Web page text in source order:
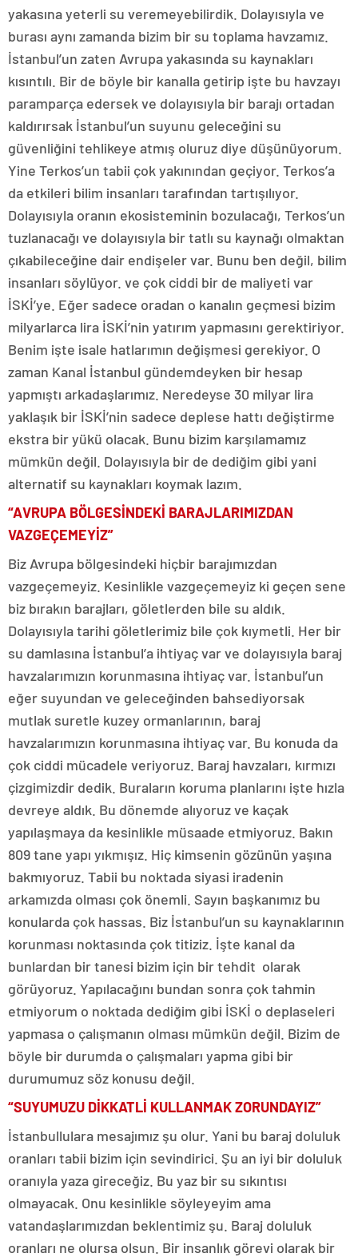
yakasına yeterli su veremeyebilirdik. Dolayısıyla ve
burası aynı zamanda bizim bir su toplama havzamız.
İstanbul’un zaten Avrupa yakasında su kaynakları
kısıntılı. Bir de böyle bir kanalla getirip işte bu havzayı
paramparça edersek ve dolayısıyla bir barajı ortadan
kaldırırsak İstanbul’un suyunu geleceğini su
güvenliğini tehlikeye atmış oluruz diye düşünüyorum.
Yine Terkos’un tabii çok yakınından geçiyor. Terkos’a
da etkileri bilim insanları tarafından tartışılıyor.
Dolayısıyla oranın ekosisteminin bozulacağı, Terkos’un
tuzlanacağı ve dolayısıyla bir tatlı su kaynağı olmaktan
çıkabileceğine dair endişeler var. Bunu ben değil, bilim
insanları söylüyor. ve çok ciddi bir de maliyeti var
İSKİ’ye. Eğer sadece oradan o kanalın geçmesi bizim
milyarlarca lira İSKİ’nin yatırım yapmasını gerektiriyor.
Benim işte isale hatlarımın değişmesi gerekiyor. O
zaman Kanal İstanbul gündemdeyken bir hesap
yapmıştı arkadaşlarımız. Neredeyse 30 milyar lira
yaklaşık bir İSKİ’nin sadece deplese hattı değiştirme
ekstra bir yükü olacak. Bunu bizim karşılamamız
mümkün değil. Dolayısıyla bir de dediğim gibi yani
alternatif su kaynakları koymak lazım.
“AVRUPA BÖLGESİNDEKİ BARAJLARIMIZDAN
VAZGEÇEMEYİZ”
Biz Avrupa bölgesindeki hiçbir barajımızdan
vazgeçemeyiz. Kesinlikle vazgeçemeyiz ki geçen sene
biz bırakın barajları, göletlerden bile su aldık.
Dolayısıyla tarihi göletlerimiz bile çok kıymetli. Her bir
su damlasına İstanbul’a ihtiyaç var ve dolayısıyla baraj
havzalarımızın korunmasına ihtiyaç var. İstanbul’un
eğer suyundan ve geleceğinden bahsediyorsak
mutlak suretle kuzey ormanlarının, baraj
havzalarımızın korunmasına ihtiyaç var. Bu konuda da
çok ciddi mücadele veriyoruz. Baraj havzaları, kırmızı
çizgimizdir dedik. Buraların koruma planlarını işte hızla
devreye aldık. Bu dönemde alıyoruz ve kaçak
yapılaşmaya da kesinlikle müsaade etmiyoruz. Bakın
809 tane yapı yıkmışız. Hiç kimsenin gözünün yaşına
bakmıyoruz. Tabii bu noktada siyasi iradenin
arkamızda olması çok önemli. Sayın başkanımız bu
konularda çok hassas. Biz İstanbul’un su kaynaklarının
korunması noktasında çok titiziz. İşte kanal da
bunlardan bir tanesi bizim için bir tehdit olarak
görüyoruz. Yapılacağını bundan sonra çok tahmin
etmiyorum o noktada dediğim gibi İSKİ o deplaseleri
yapmasa o çalışmanın olması mümkün değil. Bizim de
böyle bir durumda o çalışmaları yapma gibi bir
durumumuz söz konusu değil.
“SUYUMUZU DİKKATLİ KULLANMAK ZORUNDAYIZ”
İstanbullulara mesajımız şu olur. Yani bu baraj doluluk
oranları tabii bizim için sevindirici. Şu an iyi bir doluluk
oranıyla yaza gireceğiz. Bu yaz bir su sıkıntısı
olmayacak. Onu kesinlikle söyleyeyim ama
vatandaşlarımızdan beklentimiz şu. Baraj doluluk
oranları ne olursa olsun. Bir insanlık görevi olarak bir